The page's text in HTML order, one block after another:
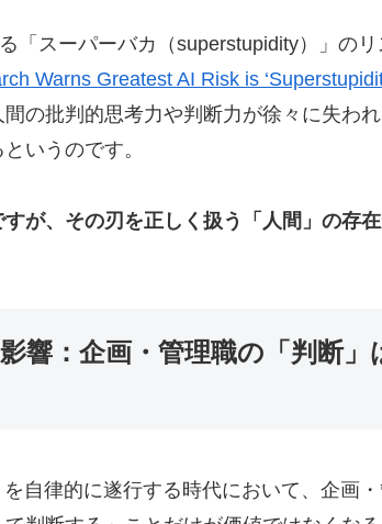
「スーパーバカ（superstupidity）」の
Warns Greatest AI Risk is
の批判的思考力や判断力が徐々に失わ
いうのです。
が、その刃を正しく扱う「人間」の存
響：企画・管理職の「判断」
自律的に遂行する時代において、企画